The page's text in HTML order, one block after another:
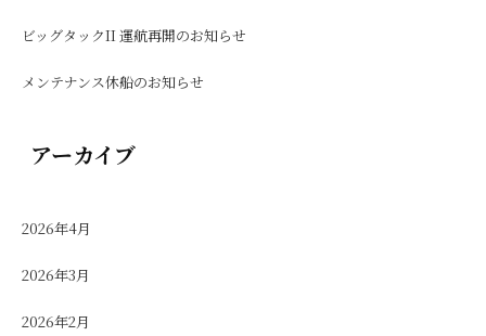
ビッグタックII 運航再開のお知らせ
メンテナンス休船のお知らせ
アーカイブ
2026年4月
2026年3月
2026年2月